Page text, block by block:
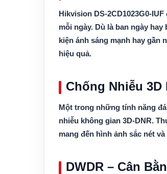
Hikvision DS-2CD1023G0-
mỗi ngày. Dù là ban ngày
kiện ánh sáng mạnh hay gần
hiệu quả.
Chống Nhiễu 3D
Một trong những tính năng
nhiễu không gian 3D-DNR.
mang đến hình ảnh sắc nét
DWDR – Cân